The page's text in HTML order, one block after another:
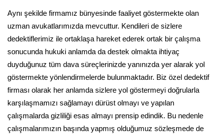
Aynı şekilde firmamız bünyesinde faaliyet göstermekte olan
uzman avukatlarımızda mevcuttur. Kendileri de sizlere
dedektiflerimiz ile ortaklaşa hareket ederek ortak bir çalışma
sonucunda hukuki anlamda da destek olmakta ihtiyaç
duyduğunuz tüm dava süreçlerinizde yanınızda yer alarak yol
göstermekte yönlendirmelerde bulunmaktadır. Biz özel dedektif
firması olarak her anlamda sizlere yol göstermeyi doğrularla
karşılaşmamızı sağlamayı dürüst olmayı ve yapılan
çalışmalarda gizliliği esas almayı prensip edindik. Bu nedenle
çalışmalarımızın başında yapmış olduğumuz sözleşmede de